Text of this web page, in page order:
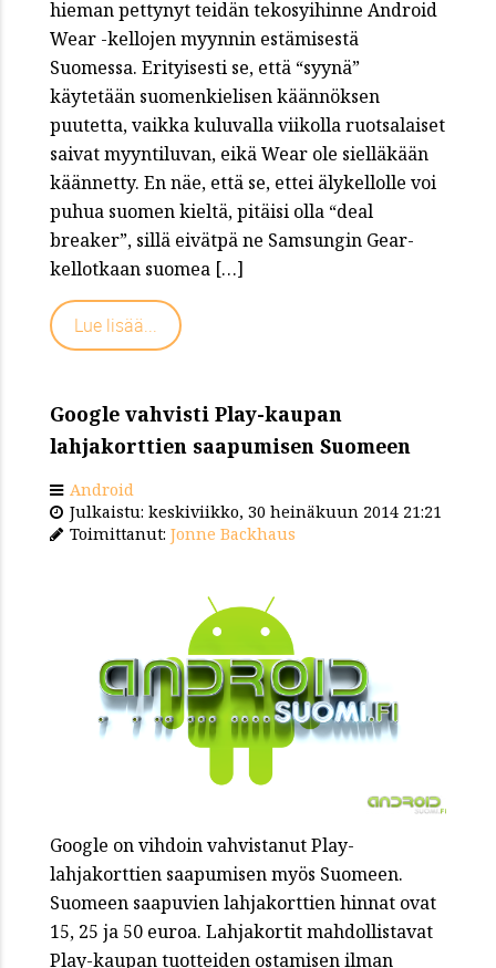
hieman pettynyt teidän tekosyihinne Android
Wear -kellojen myynnin estämisestä
Suomessa. Erityisesti se, että “syynä”
käytetään suomenkielisen käännöksen
puutetta, vaikka kuluvalla viikolla ruotsalaiset
saivat myyntiluvan, eikä Wear ole sielläkään
käännetty. En näe, että se, ettei älykellolle voi
puhua suomen kieltä, pitäisi olla “deal
breaker”, sillä eivätpä ne Samsungin Gear-
kellotkaan suomea […]
Lue lisää...
Google vahvisti Play-kaupan
lahjakorttien saapumisen Suomeen
Android
Julkaistu: keskiviikko, 30 heinäkuun 2014 21:21
Toimittanut: Jonne Backhaus
Google on vihdoin vahvistanut Play-
lahjakorttien saapumisen myös Suomeen.
Suomeen saapuvien lahjakorttien hinnat ovat
15, 25 ja 50 euroa. Lahjakortit mahdollistavat
Play-kaupan tuotteiden ostamisen ilman